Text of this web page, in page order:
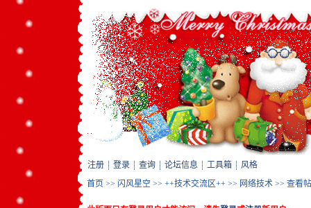
注册 登录 查询 论坛信息 工具箱
风格
首页 >> 闪风星空 >> ++技术交流区++ >> 网络技术 >> 查看